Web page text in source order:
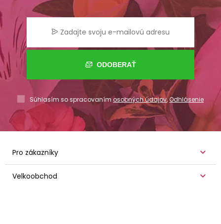
ODOBERAŤ
Súhlasím so spracovaním osobných údajov,Odhlásenie
Pro zákazníky
Velkoobchod